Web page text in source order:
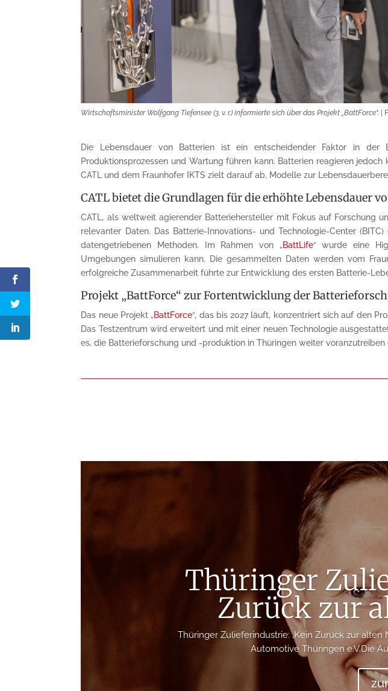
Wirtschaftsminister Wolfgang Tiefensee (3. v. r.) informierte sich über das Projekt „BattForce“. |
Die Lebensdauer von Batterien ist ein entscheidender Faktor in der
Produktionsprozessen und Wartung führen kann. Batterien reagieren
CATL und dem Fraunhofer IKTS zielt darauf ab, Modelle zur
CATL bietet die Grundlagen für die erhöhte Lebensdauer
CATL, als weltweit agierender Batteriehersteller mit Fokus auf Forschung
relevanter Daten. Das Batterie-Innovations- und Technologie-Center
datengetriebenen Methoden. Im Rahmen von „BattLife“ wurde eine
Umgebungen simulieren kann. Die gesammelten Daten werden vom
erfolgreiche Zusammenarbeit führte zur Entwicklung des ersten Batterie-
Projekt „BattForce“ zur Fortentwicklung der
Das neue Projekt „BattForce“, das bis 2027 läuft, konzentriert sich auf den
Das Testzentrum wird erweitert und mit einer neuen Technologie
es, die Batterieforschung und -produktion in Thüringen weiter
Thüringer
Zurück zur
Thüringer Zulieferindustrie: ‚Kein Zurück zur
Automotive Thüringen e.V.Die